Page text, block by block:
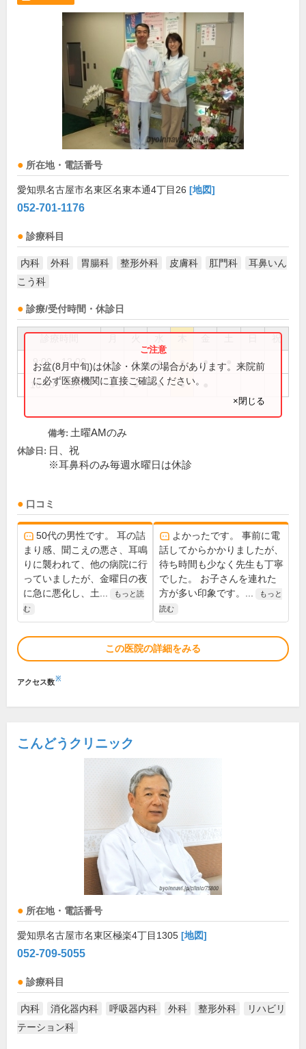
所在地・電話番号
愛知県名古屋市名東区名東本通4丁目26 [地図]
052-701-1176
診療科目
内科 外科 胃腸科 整形外科 皮膚科 肛門科
耳鼻いん
こう科
診療/受付時間・休診日
祝
9:00～12:00 ● ● ● ● ●
16:00～19:00 ● ● ● ●
お盆(8月中旬)は休診・休業の場合があります。来院前
に必ず医療機関に直接ご確認ください。
×閉じる
備考: 土曜AMのみ
休診日: 日、祝
※耳鼻科のみ毎週水曜日は休診
口コミ
50代の男性です。 耳の詰
まり感、聞こえの悪さ、耳鳴
りに襲われて、他の病院に行
っていましたが、金曜日の夜
に急に悪化し、土...
もっと読
む
よかったです。 事前に電
話してからかかりましたが、
待ち時間も少なく先生も丁寧
でした。 お子さんを連れた
方が多い印象です。...
もっと
読む
この医院の詳細をみる
アクセス数※
こんどうクリニック
所在地・電話番号
愛知県名古屋市名東区極楽4丁目1305 [地図]
052-709-5055
診療科目
内科 消化器内科 呼吸器内科 外科 整形外科
リハビリ
テーション科